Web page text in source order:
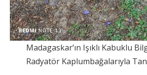
Madagaskar’ın Işıklı Kabuklu
Radyatör Kaplumbağalarıyla